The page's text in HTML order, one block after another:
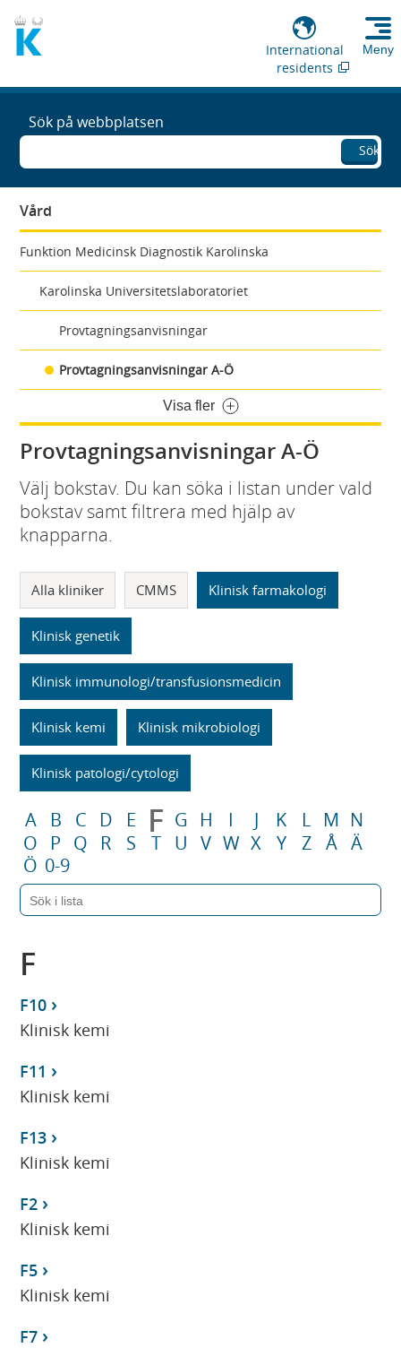
International
residents
Meny
Sök på webbplatsen
Sök
Vård
Funktion Medicinsk Diagnostik Karolinska
Karolinska Universitetslaboratoriet
Provtagningsanvisningar
Provtagningsanvisningar A-Ö
Visa fler
Provtagningsanvisningar A-Ö
Välj bokstav. Du kan söka i listan under vald
bokstav samt filtrera med hjälp av
knapparna.
Alla kliniker CMMS Klinisk farmakologi
Klinisk genetik
Klinisk immunologi/transfusionsmedicin
Klinisk kemi Klinisk mikrobiologi
Klinisk patologi/cytologi
A B C D E F G H I J K L M N
O
P Q R S T U V W X Y Z Å Ä
Ö 0-9
F
F10
Klinisk kemi
F11
Klinisk kemi
F13
Klinisk kemi
F2
Klinisk kemi
F5
Klinisk kemi
F7